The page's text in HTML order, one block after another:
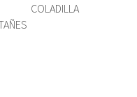
COLADILLA